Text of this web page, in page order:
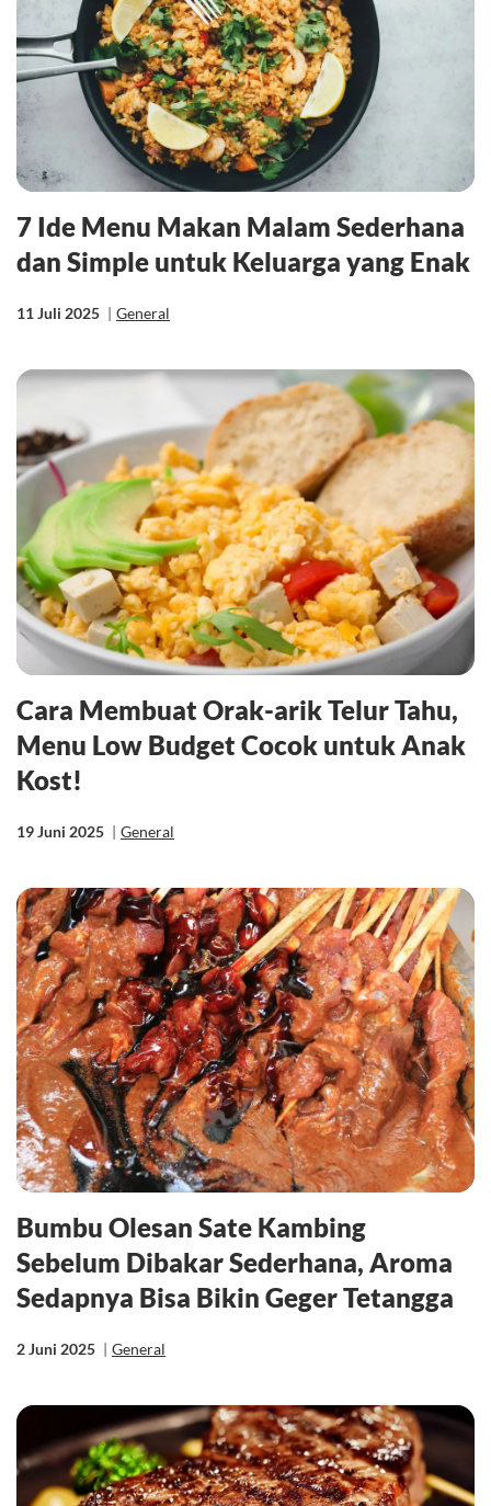
7 Ide Menu Makan Malam Sederhana
dan Simple untuk Keluarga yang Enak
11 Juli 2025 | General
Cara Membuat Orak-arik Telur Tahu,
Menu Low Budget Cocok untuk Anak
Kost!
19 Juni 2025 | General
Bumbu Olesan Sate Kambing
Sebelum Dibakar Sederhana, Aroma
Sedapnya Bisa Bikin Geger Tetangga
2 Juni 2025 | General